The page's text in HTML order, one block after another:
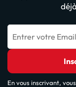
Entrer votre Email
En vous inscrivant,